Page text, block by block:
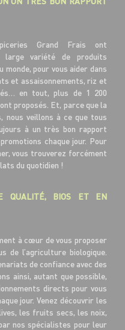
Grand Frais ont
large variété de produits
monde, pour vous aider dans
et assaisonnements, riz et
en tout, plus de 1 200
proposés. Et, parce que la
nous veillons à ce que tous
à un très bon rapport
chaque jour. Pour
vous trouverez forcément
du quotidien !
QUALITÉ, BIOS ET EN
à cœur de vous proposer
de l’agriculture biologique.
de confiance avec des
ainsi, autant que possible,
directs pour vous
jour. Venez découvrir les
les fruits secs, les noix,
nos spécialistes pour leur